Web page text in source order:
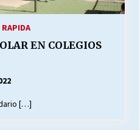
EN COLEGIOS
[…]